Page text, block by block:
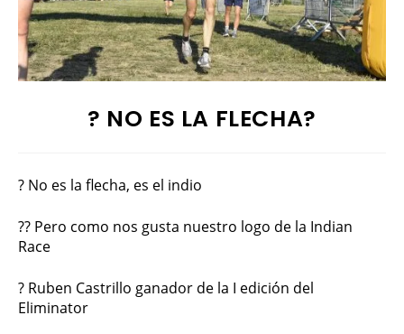
? NO ES LA FLECHA?
? No es la flecha, es el indio
?? Pero como nos gusta nuestro logo de la Indian
Race
? Ruben Castrillo ganador de la I edición del
Eliminator